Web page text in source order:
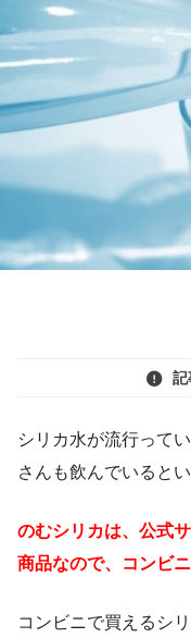
記
シリカ水が流行って
さんも飲んでいると
のむシリカは、公式
商品なので、コンビ
コンビニで買えるシ